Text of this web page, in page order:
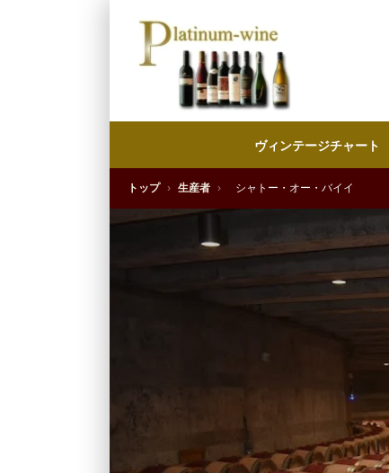
ヴィンテージチャート
トップ › 生産者 › シャトー・オー・バイイ